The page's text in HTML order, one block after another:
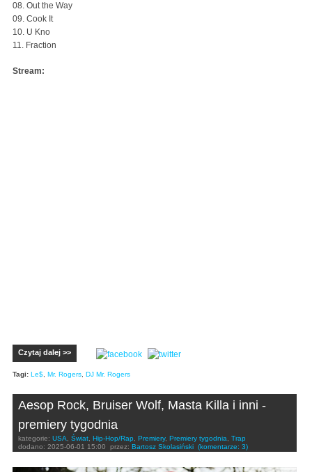
08. Out the Way
09. Cook It
10. U Kno
11. Fraction
Stream:
Czytaj dalej >>
Tagi: Le$ Mr. Rogers DJ Mr. Rogers
Aesop Rock, Bruiser Wolf, Masta Killa i inni -
premiery tygodnia
kategorie: USA Świat Hip-Hop/Rap Premiery, Premiery tygodnia
Trap
dodano: 2025-06-01 15:00 przez: Bartosz Skolasiński (komentarze: 3)